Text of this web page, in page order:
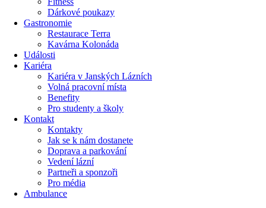
Dárkové poukazy​
Gastronomie
Restaurace Terra
Kavárna Kolonáda
Události
Kariéra
Kariéra v Janských Lázních
Volná pracovní místa
Benefity
Pro studenty a školy
Kontakt
Kontakty
Jak se k nám dostanete
Doprava a parkování
Vedení lázní
Partneři a sponzoři
Pro média
Ambulance